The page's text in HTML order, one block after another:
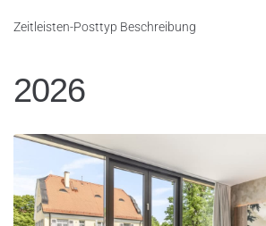
Zeitleisten-Posttyp Beschreibung
2026